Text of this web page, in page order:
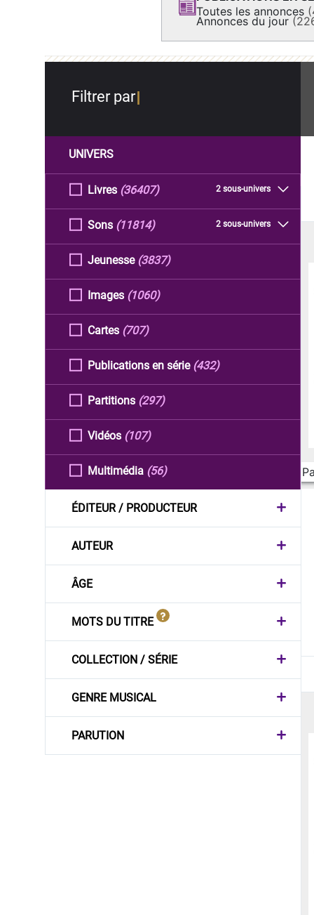
Toutes les annonces
Annonces du jour
Filtrer par
UNIVERS
Livres 2 sous-univers
(36407)
Sons 2 sous-univers
(11814)
Jeunesse (3837)
Images (1060)
Cartes (707)
Publications en série (432)
Partitions (297)
Vidéos (107)
Multimédia (56)
ÉDITEUR / PRODUCTEUR
AUTEUR
ÂGE
MOTS DU TITRE
COLLECTION / SÉRIE
GENRE MUSICAL
PARUTION